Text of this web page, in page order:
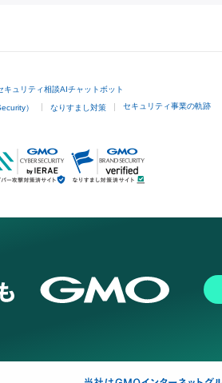
キュリティ相談AIチャットボット
） なりすまし対策 セキュリティ事業の軌跡